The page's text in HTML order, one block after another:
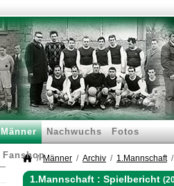
Männer Nachwuchs Fotos
FanshopMänner Archiv 1.Mannschaft
1.Mannschaft : Spielbericht